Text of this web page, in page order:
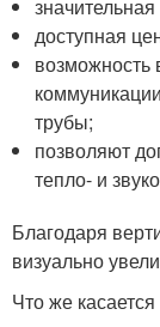
доступная
возможность
трубы;
позволяют
тепло- и
Благодаря
визуально
Что же